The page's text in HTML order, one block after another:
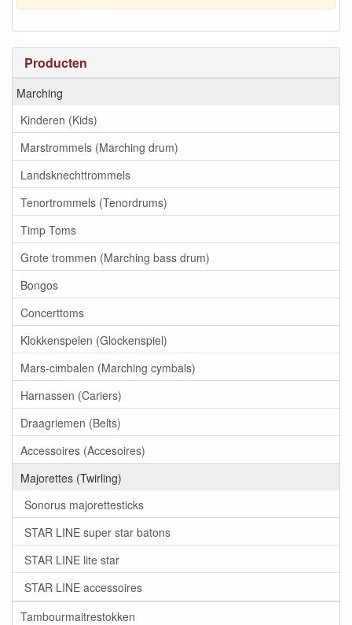
Producten
Marching
Kinderen (Kids)
Marstrommels (Marching drum)
Landsknechttrommels
Tenortrommels (Tenordrums)
Timp Toms
Grote trommen (Marching bass drum)
Bongos
Concerttoms
Klokkenspelen (Glockenspiel)
Mars-cimbalen (Marching cymbals)
Harnassen (Cariers)
Draagriemen (Belts)
Accessoires (Accesoires)
Majorettes (Twirling)
Sonorus majorettesticks
STAR LINE super star batons
STAR LINE lite star
STAR LINE accessoires
Tambourmaitrestokken